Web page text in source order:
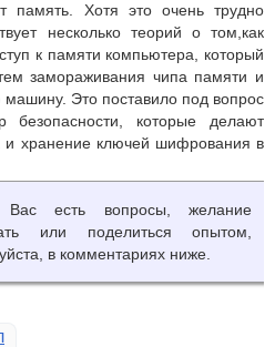
память. Хотя это очень трудно
несколько теорий о том,как
к памяти компьютера, который
замораживания чипа памяти и
Это поставило под вопрос
безопасности, которые делают
и хранение ключей шифрования в
есть вопросы, желание
или поделиться опытом,
в комментариях ниже.